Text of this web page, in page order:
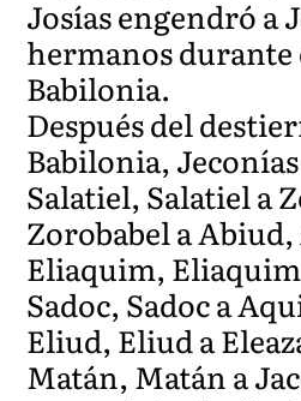
Josías engendró a
hermanos
Babilonia.
Después del
Babilonia,
Salatiel, Salatiel a
Zorobabel a
Eliaquim,
Sadoc, Sadoc a
Eliud, Eliud a
Matán, Matán a